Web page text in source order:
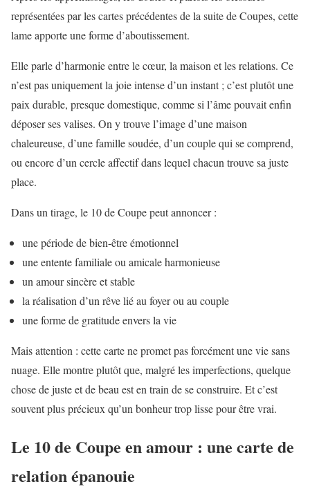
représentées par les cartes précédentes de la suite de Coupes, cette
lame apporte une forme d’aboutissement.
Elle parle d’harmonie entre le cœur, la maison et les relations. Ce
n’est pas uniquement la joie intense d’un instant ; c’est plutôt une
paix durable, presque domestique, comme si l’âme pouvait enfin
déposer ses valises. On y trouve l’image d’une maison
chaleureuse, d’une famille soudée, d’un couple qui se comprend,
ou encore d’un cercle affectif dans lequel chacun trouve sa juste
place.
Dans un tirage, le 10 de Coupe peut annoncer :
une période de bien-être émotionnel
une entente familiale ou amicale harmonieuse
un amour sincère et stable
la réalisation d’un rêve lié au foyer ou au couple
une forme de gratitude envers la vie
Mais attention : cette carte ne promet pas forcément une vie sans
nuage. Elle montre plutôt que, malgré les imperfections, quelque
chose de juste et de beau est en train de se construire. Et c’est
souvent plus précieux qu’un bonheur trop lisse pour être vrai.
Le 10 de Coupe en amour : une carte de
relation épanouie